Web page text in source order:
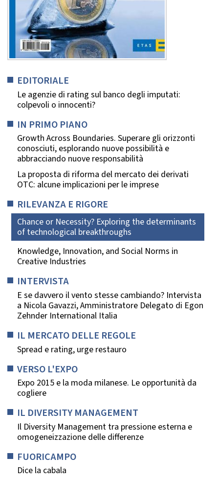
EDITORIALE
Le agenzie di rating sul banco degli imputati:
colpevoli o innocenti?
IN PRIMO PIANO
Growth Across Boundaries. Superare gli orizzonti
conosciuti, esplorando nuove possibilità e
abbracciando nuove responsabilità
La proposta di riforma del mercato dei derivati
OTC: alcune implicazioni per le imprese
RILEVANZA E RIGORE
Chance or Necessity? Exploring the determinants
of technological breakthroughs
Knowledge, Innovation, and Social Norms in
Creative Industries
INTERVISTA
E se davvero il vento stesse cambiando? Intervista
a Nicola Gavazzi, Amministratore Delegato di Egon
Zehnder International Italia
IL MERCATO DELLE REGOLE
Spread e rating, urge restauro
VERSO L'EXPO
Expo 2015 e la moda milanese. Le opportunità da
cogliere
IL DIVERSITY MANAGEMENT
Il Diversity Management tra pressione esterna e
omogeneizzazione delle differenze
FUORICAMPO
Dice la cabala